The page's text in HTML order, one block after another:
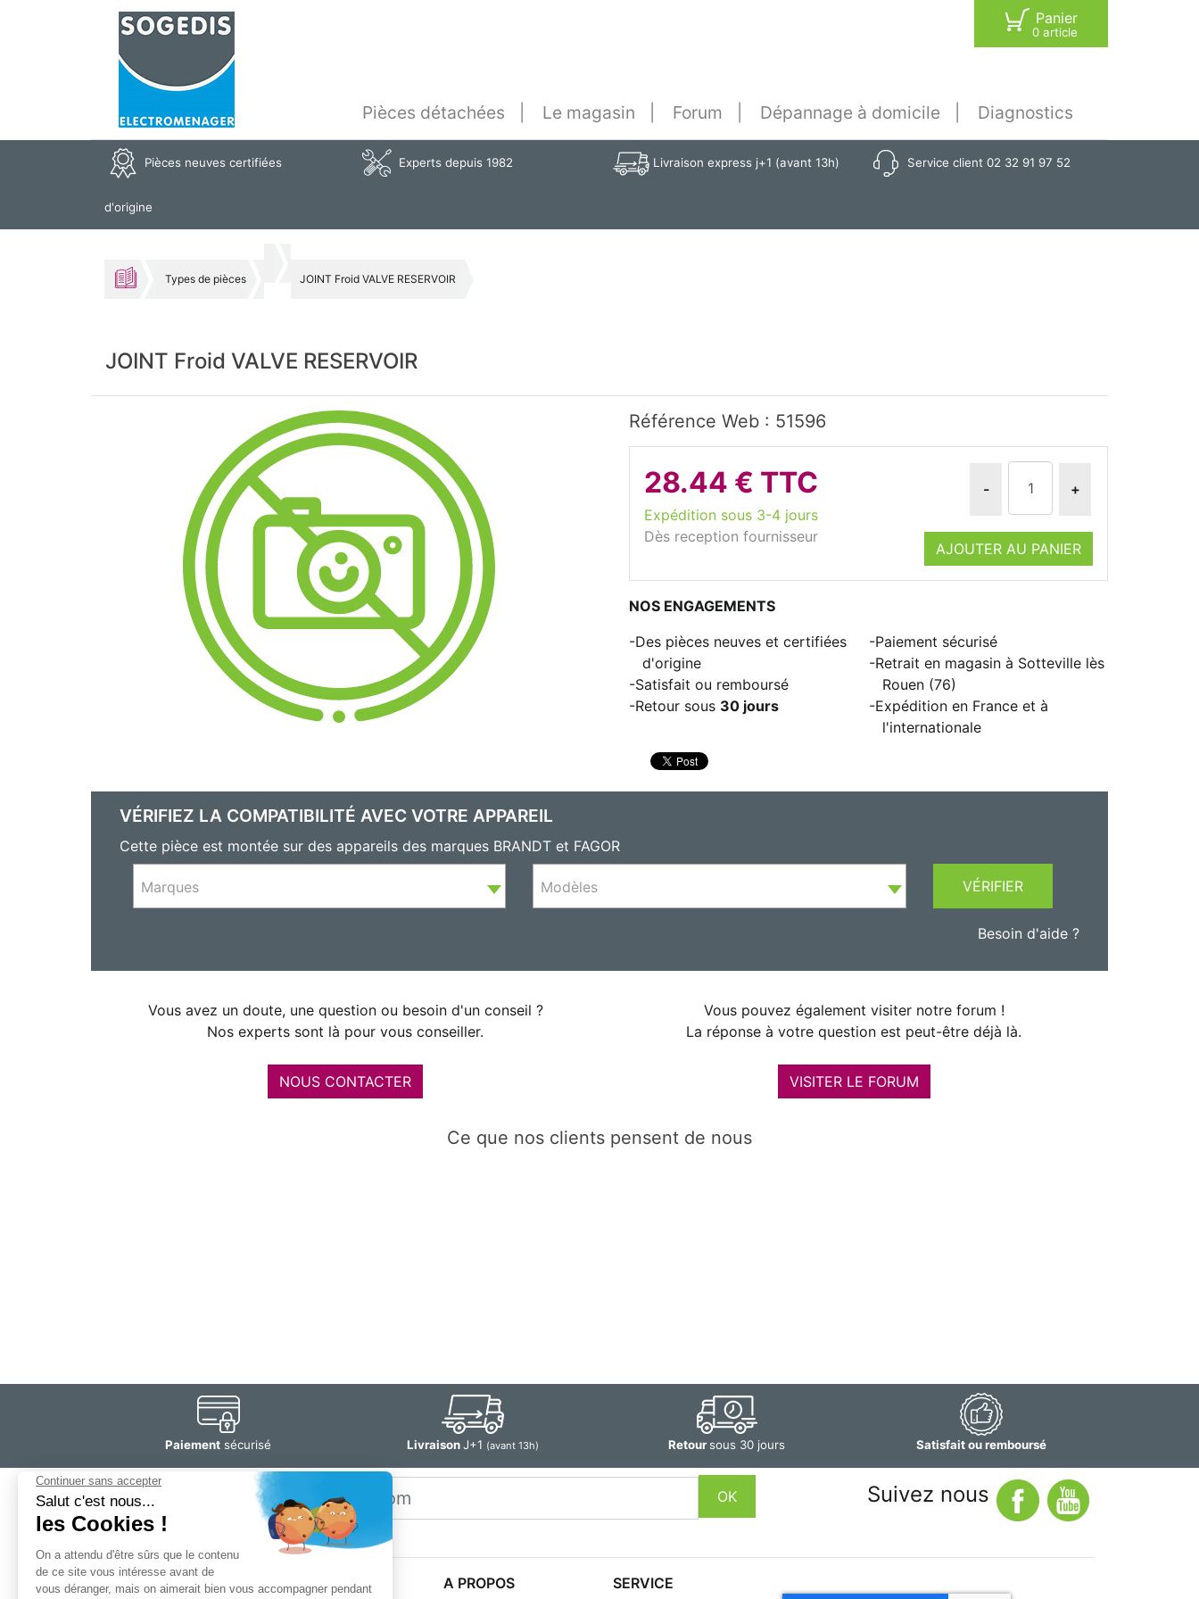
Panier
0 article
Pièces détachées Le magasin Forum Dépannage à domicile Diagnostics
Pièces neuves certifiées
d'origine
Experts depuis 1982 Livraison express j+1 (avant 13h) Service client 02 32 91 97 52
Types de pièces JOINT Froid VALVE RESERVOIR
JOINT Froid VALVE RESERVOIR
Référence Web : 51596
28.44 € TTC
Expédition sous 3-4 jours
Dès reception fournisseur
- +
AJOUTER AU PANIER
NOS ENGAGEMENTS
Des pièces neuves et certifiées
d'origine
Satisfait ou remboursé
Retour sous 30 jours
Paiement sécurisé
Retrait en magasin à Sotteville lès
Rouen (76)
Expédition en France et à
l'internationale
VÉRIFIEZ LA COMPATIBILITÉ AVEC VOTRE APPAREIL
Cette pièce est montée sur des appareils des marques BRANDT et FAGOR
Marques Modèles VÉRIFIER
Besoin d'aide ?
Vous avez un doute, une question ou besoin d'un conseil ?
Nos experts sont là pour vous conseiller.
NOUS CONTACTER
Vous pouvez également visiter notre forum !
La réponse à votre question est peut-être déjà là.
VISITER LE FORUM
Ce que nos clients pensent de nous
Paiement sécurisé LivraisonJ+1 (avant 13h) Retoursous 30 jours Satisfait ou remboursé
Restez
informé
Email
OK Suivez nous
SOGEDIS SAS
A PROPOS SERVICE